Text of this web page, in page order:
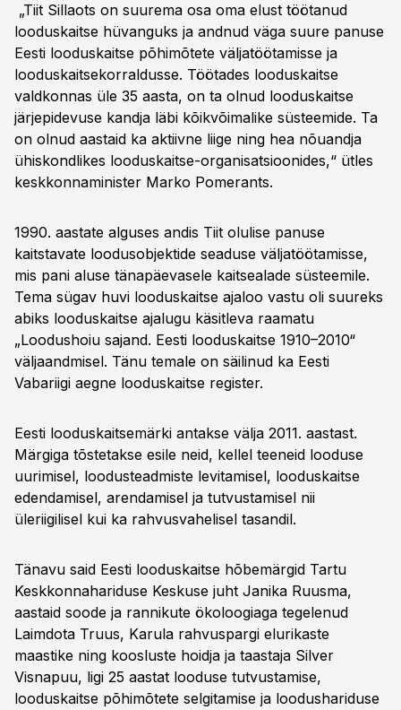
„Tiit Sillaots on suurema osa oma elust töötanud
looduskaitse hüvanguks ja andnud väga suure panuse
Eesti looduskaitse põhimõtete väljatöötamisse ja
looduskaitsekorraldusse. Töötades looduskaitse
valdkonnas üle 35 aasta, on ta olnud looduskaitse
järjepidevuse kandja läbi kõikvõimalike süsteemide. Ta
on olnud aastaid ka aktiivne liige ning hea nõuandja
ühiskondlikes looduskaitse-organisatsioonides,“ ütles
keskkonnaminister Marko Pomerants.
1990. aastate alguses andis Tiit olulise panuse
kaitstavate loodusobjektide seaduse väljatöötamisse,
mis pani aluse tänapäevasele kaitsealade süsteemile.
Tema sügav huvi looduskaitse ajaloo vastu oli suureks
abiks looduskaitse ajalugu käsitleva raamatu
„Loodushoiu sajand. Eesti looduskaitse 1910–2010“
väljaandmisel. Tänu temale on säilinud ka Eesti
Vabariigi aegne looduskaitse register.
Eesti looduskaitsemärki antakse välja 2011. aastast.
Märgiga tõstetakse esile neid, kellel teeneid looduse
uurimisel, loodusteadmiste levitamisel, looduskaitse
edendamisel, arendamisel ja tutvustamisel nii
üleriigilisel kui ka rahvusvahelisel tasandil.
Tänavu said Eesti looduskaitse hõbemärgid Tartu
Keskkonnahariduse Keskuse juht Janika Ruusma,
aastaid soode ja rannikute ökoloogiaga tegelenud
Laimdota Truus, Karula rahvuspargi elurikaste
maastike ning koosluste hoidja ja taastaja Silver
Visnapuu, ligi 25 aastat looduse tutvustamise,
looduskaitse põhimõtete selgitamise ja loodushariduse